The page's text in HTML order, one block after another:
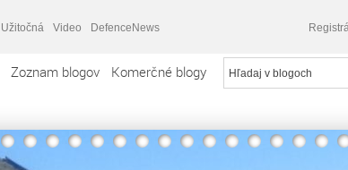
Užitočná Video DefenceNews
Zoznam blogov Komerčné blogy